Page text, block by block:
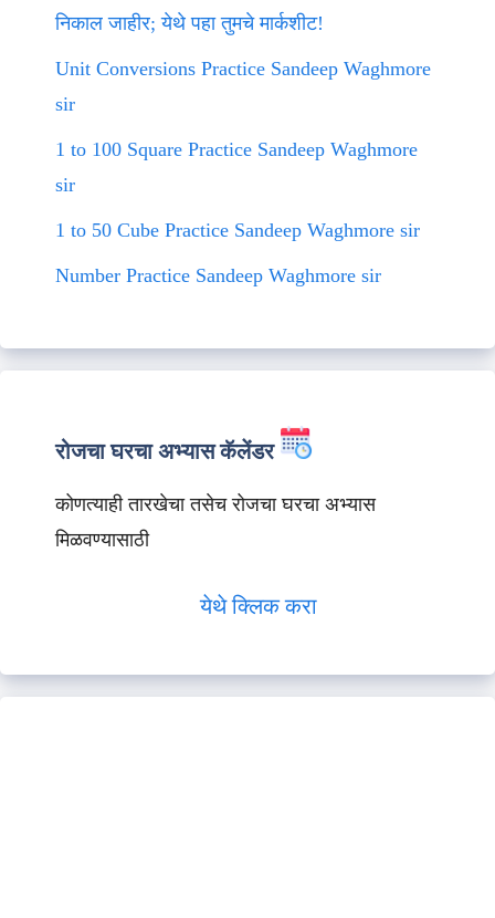
निकाल जाहीर; येथे पहा तुमचे मार्कशीट!
Unit Conversions Practice Sandeep Waghmore
sir
1 to 100 Square Practice Sandeep Waghmore
sir
1 to 50 Cube Practice Sandeep Waghmore sir
Number Practice Sandeep Waghmore sir
रोजचा घरचा अभ्यास कॅलेंडर
कोणत्याही तारखेचा तसेच रोजचा घरचा अभ्यास
मिळवण्यासाठी
येथे क्लिक करा